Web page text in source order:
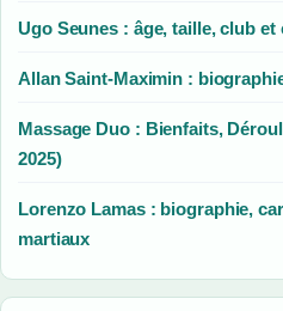
Ugo Seunes : âge, taille, club
Allan Saint-Maximin :
Massage Duo : Bienfaits,
2025)
Lorenzo Lamas : biographie,
martiaux